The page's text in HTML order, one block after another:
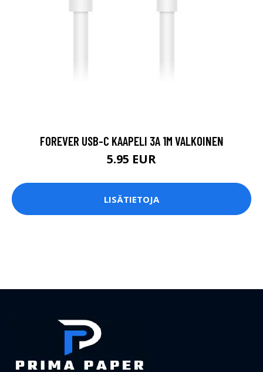
FOREVER USB-C KAAPELI 3A 1M VALKOINEN
5.95 EUR
LISÄTIETOJA